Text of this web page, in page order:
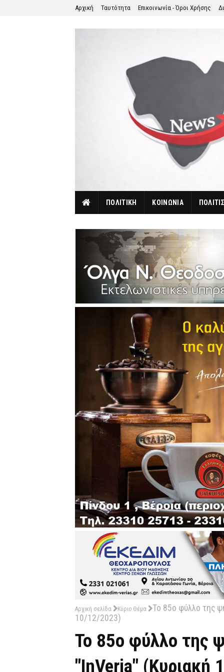
Αρχική Ταυτότητα Επικοινωνία - Όροι Χρήσης
ΠΟΛΙΤΙΚΗ ΚΟΙΝΩΝΙΑ
Αρχική σελίδα Κύριο Θέμα
Το 85o φύλλο της
10/12/2023)
Το 85o φύλλο της
"InVeria" (Κυριακή